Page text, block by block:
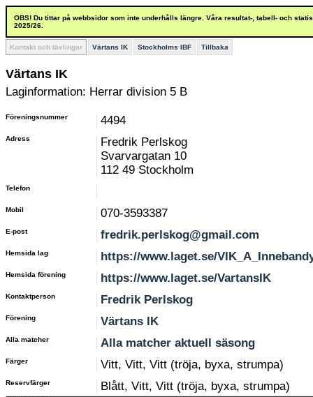
OBS! Du tittar på webbsidor som inte underhålls längre. Våra resultat-, tabell- och
2025/26.
Kontakt och tävlingar Värtans IK Stockholms IBF Tillbaka
Värtans IK
Laginformation: Herrar division 5 B
Föreningsnummer 4494
Adress
Fredrik Perlskog
Svarvargatan 10
112 49 Stockholm
Telefon
Mobil 070-3593387
E-post fredrik.perlskog@gmail.com
Hemsida lag https://www.laget.se/
Hemsida förening https://www.laget.se/VartansIK
Kontaktperson Fredrik Perlskog
Förening Värtans IK
Alla matcher Alla matcher aktuell säsong
Färger Vitt, Vitt, Vitt (tröja, byxa, strumpa)
Reservfärger Blått, Vitt, Vitt (tröja, byxa, strumpa)